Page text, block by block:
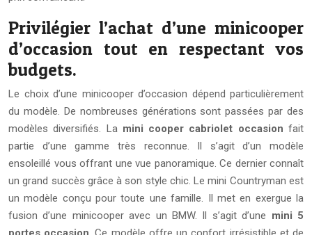
Privilégier l’achat d’une minicooper
d’occasion tout en respectant vos
budgets.
Le choix d’une minicooper d’occasion dépend particulièrement
du modèle. De nombreuses générations sont passées par des
modèles diversifiés. La mini cooper cabriolet occasion fait
partie d’une gamme très reconnue. Il s’agit d’un modèle
ensoleillé vous offrant une vue panoramique. Ce dernier connaît
un grand succès grâce à son style chic. Le mini Countryman est
un modèle conçu pour toute une famille. Il met en exergue la
fusion d’une minicooper avec un BMW. Il s’agit d’une mini 5